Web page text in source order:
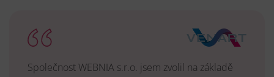
Společnost WEBNIA s.r.o. jsem zvolil na základě